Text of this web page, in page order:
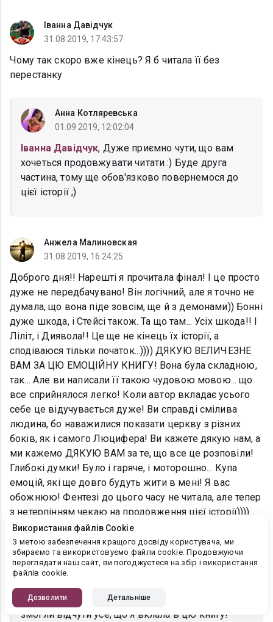
Іванна Давідчук
31.08.2019, 17:43:57
Чому так скоро вже кінець? Я б читала її без
перестанку
Анна Котляревська
01.09.2019, 12:02:04
Іванна Давідчук, Дуже приємно чути, що вам
хочеться продовжувати читати :) Буде друга
частина, тому ще обов'язково повернемося до
цієї історії ;)
Анжела Малиновская
31.08.2019, 16:24:25
Доброго дня!! Нарешті я прочитала фінал! І це просто
дуже не передбачувано! Він логічний, але я точно не
думала, що вона піде зовсім, ще й з демонами)) Бонні
дуже шкода, і Стейсі також. Та що там... Усіх шкода!! І
Ліліт, і Диявола!! Це ще не кінець їх історії, а
сподіваюся тільки початок...)))) ДЯКУЮ ВЕЛИЧЕЗНЕ
ВАМ ЗА ЦЮ ЕМОЦІЙНУ КНИГУ! Вона була складною,
так... Але ви написали її такою чудовою мовою... що
все сприйнялося легко! Коли автор вкладає усього
себе це відучувається дуже! Ви справді смілива
людина, бо наважилися показати церкву з різних
боків, як і самого Люцифера! Ви кажете дякую нам, а
ми кажемо ДЯКУЮ ВАМ за те, що все це розповіли!
Глибокі думки! Було і гаряче, і моторошно... Купа
емоцій, які ще довго будуть жити в мені! Я вас
обожнюю! Фентезі до цього часу не читала, але тепер
з нетерпінням чекаю на продовження цієї історії))))
Бажаю натхнення та кохання!
Анна Котляревська
01.09.2019, 12:00:31
Анжела Малиновская, Я дуже щаслива, що ви
змогли відчути усе, що я вклала в цю книгу!
Використання файлів Cookie
З метою забезпечення кращого досвіду користувача, ми
збираємо та використовуємо файли cookie. Продовжуючи
переглядати наш сайт, ви погоджуєтеся на збір і використання
файлів cookie.
Дозволити Детальніше